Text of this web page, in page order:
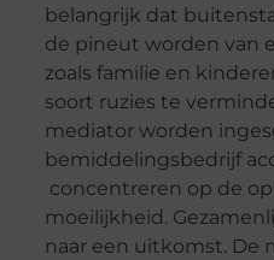
belangrijk dat
de pineut worden van
zoals familie en
soort ruzies te
mediator worden
bemiddelingsbedrijf
concentreren op de
moeilijkheid.
naar een uitkomst. De